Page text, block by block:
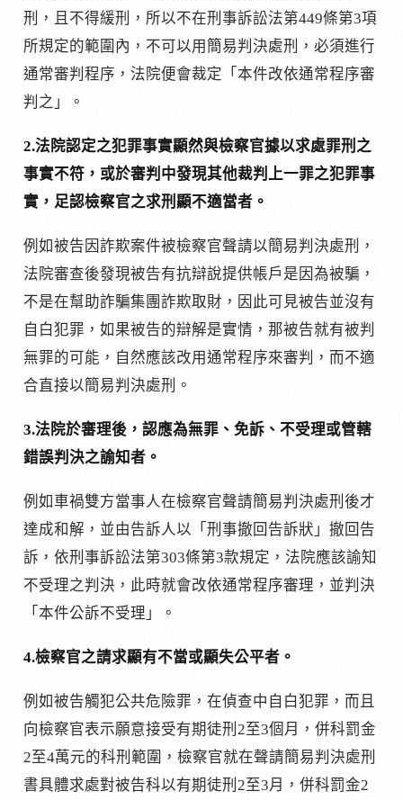
刑，且不得緩刑，所以不在刑事訴訟法第449條第3項
所規定的範圍內，不可以用簡易判決處刑，必須進行
通常審判程序，法院便會裁定「本件改依通常程序審
判之」。
2.法院認定之犯罪事實顯然與檢察官據以求處罪刑之
事實不符，或於審判中發現其他裁判上一罪之犯罪事
實，足認檢察官之求刑顯不適當者。
例如被告因詐欺案件被檢察官聲請以簡易判決處刑，
法院審查後發現被告有抗辯說提供帳戶是因為被騙，
不是在幫助詐騙集團詐欺取財，因此可見被告並沒有
自白犯罪，如果被告的辯解是實情，那被告就有被判
無罪的可能，自然應該改用通常程序來審判，而不適
合直接以簡易判決處刑。
3.法院於審理後，認應為無罪、免訴、不受理或管轄
錯誤判決之諭知者。
例如車禍雙方當事人在檢察官聲請簡易判決處刑後才
達成和解，並由告訴人以「刑事撤回告訴狀」撤回告
訴，依刑事訴訟法第303條第3款規定，法院應該諭知
不受理之判決，此時就會改依通常程序審理，並判決
「本件公訴不受理」。
4.檢察官之請求顯有不當或顯失公平者。
例如被告觸犯公共危險罪，在偵查中自白犯罪，而且
向檢察官表示願意接受有期徒刑2至3個月，併科罰金
2至4萬元的科刑範圍，檢察官就在聲請簡易判決處刑
書具體求處對被告科以有期徒刑2至3月，併科罰金2